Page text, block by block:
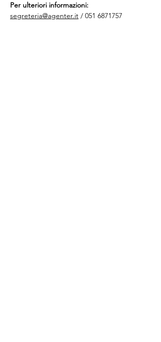
Per ulteriori informazioni:
segreteria@agenter.it / 051 6871757